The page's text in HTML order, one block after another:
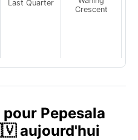
Last Quarter
Crescent
Pepesala
aujourd'hui